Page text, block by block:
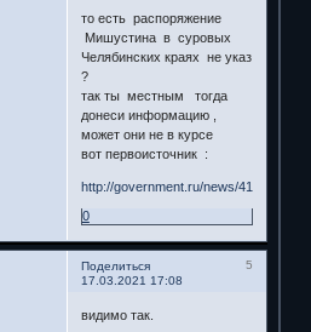
то есть распоряжение
Мишустина в суровых
Челябинских краях не указ
?
так ты местным тогда
донеси информацию ,
может они не в курсе
вот первоисточник :
http://government.ru/news/41621/
0
Поделиться
5
17.03.2021 17:08
видимо так.